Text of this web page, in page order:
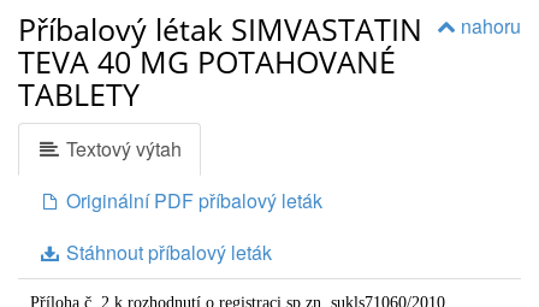
nahoru
Příbalový létak SIMVASTATIN
TEVA 40 MG POTAHOVANÉ
TABLETY
Textový výtah
Originální PDF příbalový leták
Stáhnout příbalový leták
Příloha č. 2 k rozhodnutí o registraci sp.zn. sukls71060/2010,